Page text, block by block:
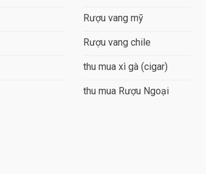
Rượu vang mỹ
Rượu vang chile
thu mua xì gà (cigar)
thu mua Rượu Ngoại